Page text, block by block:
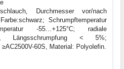
Durchmesser vor/nach
Schrumpftemperatur
-55…+125°C; radiale
Längsschrumpfung < 5%;
60S, Material: Polyolefin.